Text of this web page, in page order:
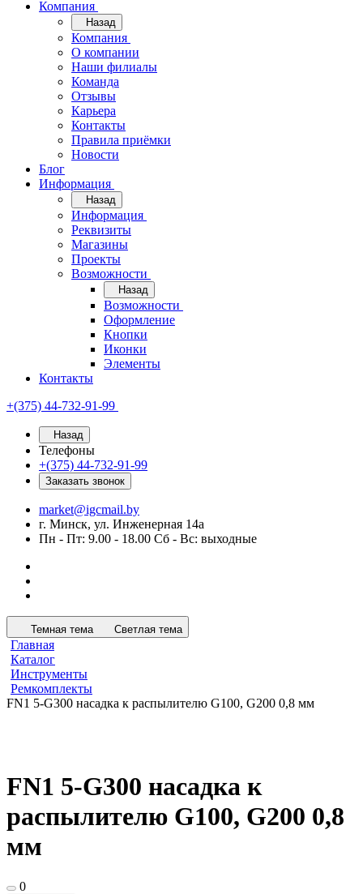
Компания
Назад
Компания
О компании
Наши филиалы
Команда
Отзывы
Карьера
Контакты
Правила приёмки
Новости
Блог
Информация
Назад
Информация
Реквизиты
Магазины
Проекты
Возможности
Назад
Возможности
Оформление
Кнопки
Иконки
Элементы
Контакты
+(375) 44-732-91-99
Назад
Телефоны
+(375) 44-732-91-99
Заказать звонок
market@igcmail.by
г. Минск, ул. Инженерная 14а
Пн - Пт: 9.00 - 18.00 Сб - Вс: выходные
Темная тема Светлая тема
Главная
Каталог
Инструменты
Ремкомплекты
FN1 5-G300 насадка к распылителю G100, G200 0,8 мм
FN1 5-G300 насадка к
распылителю G100, G200 0,8
мм
0